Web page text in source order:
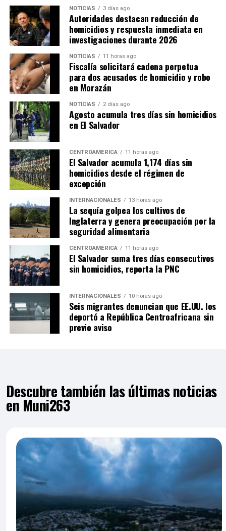
pierden aproximadamente 900 millones de dólares en
ingresos fiscales. Bajo esa estimación, la reducción de
cerca de cinco puntos porcentuales en la capacidad
recaudatoria durante los últimos 15 años representaría
pérdidas cercanas a 4,500 millones de dólares anuales
para las finanzas públicas.
NOTICIAS 3 días ago
Autoridades destacan reducción de
homicidios y respuesta inmediata en
investigaciones durante 2026
NOTICIAS 11 horas ago
Fiscalía solicitará cadena perpetua
para dos acusados de homicidio y robo
en Morazán
NOTICIAS 2 días ago
Agosto acumula tres días sin homicidios
en El Salvador
CENTROAMÉRICA 11 horas ago
El Salvador acumula 1,174 días sin
homicidios desde el régimen de
excepción
INTERNACIONALES 13 horas ago
La sequía golpea los cultivos de
Inglaterra y genera preocupación por la
seguridad alimentaria
CENTROAMÉRICA 11 horas ago
El Salvador suma tres días consecutivos
sin homicidios, reporta la PNC
INTERNACIONALES 10 horas ago
Seis migrantes denuncian que EE.UU. los
deportó a República Centroafricana sin
previo aviso
Descubre también las últimas noticias
en Muni263